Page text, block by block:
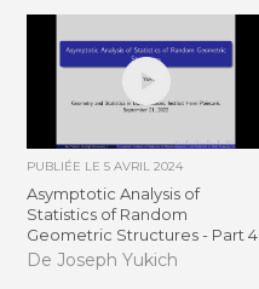
PUBLIÉE LE5 AVRIL 2024
Asymptotic Analysis of
Statistics of Random
Geometric Structures - Part 4
De Joseph Yukich